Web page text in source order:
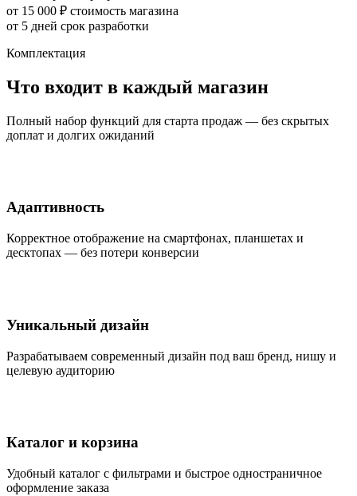
от 15 000 ₽ стоимость магазина
от 5 дней срок разработки
Комплектация
Что входит в каждый магазин
Полный набор функций для старта продаж — без скрытых
доплат и долгих ожиданий
Адаптивность
Корректное отображение на смартфонах, планшетах и
десктопах — без потери конверсии
Уникальный дизайн
Разрабатываем современный дизайн под ваш бренд, нишу и
целевую аудиторию
Каталог и корзина
Удобный каталог с фильтрами и быстрое одностраничное
оформление заказа